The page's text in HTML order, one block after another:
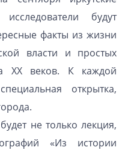
будут
факты из жизни
власти и простых
XX веков. К каждой
открытка,
не только лекция,
«Из истории